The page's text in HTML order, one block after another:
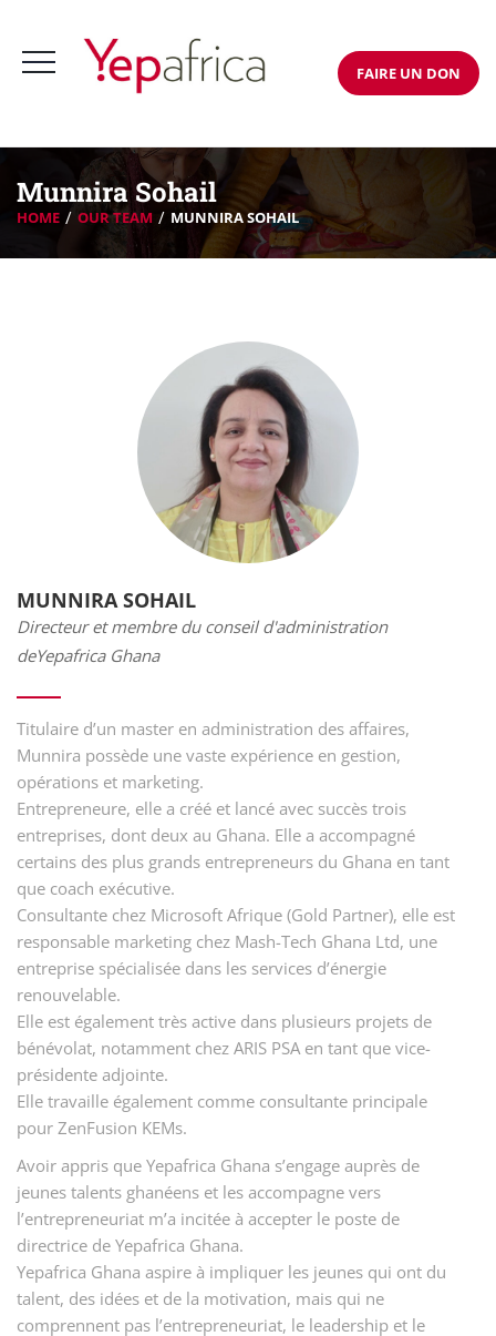
FAIRE UN DON
Munnira Sohail
HOME OUR TEAM MUNNIRA SOHAIL
MUNNIRA SOHAIL
Directeur et membre du conseil d'administration
deYepafrica Ghana
Titulaire d’un master en administration des affaires,
Munnira possède une vaste expérience en gestion,
opérations et marketing.
Entrepreneure, elle a créé et lancé avec succès trois
entreprises, dont deux au Ghana. Elle a accompagné
certains des plus grands entrepreneurs du Ghana en tant
que coach exécutive.
Consultante chez Microsoft Afrique (Gold Partner), elle est
responsable marketing chez Mash-Tech Ghana Ltd, une
entreprise spécialisée dans les services d’énergie
renouvelable.
Elle est également très active dans plusieurs projets de
bénévolat, notamment chez ARIS PSA en tant que vice-
présidente adjointe.
Elle travaille également comme consultante principale
pour ZenFusion KEMs.
Avoir appris que Yepafrica Ghana s’engage auprès de
jeunes talents ghanéens et les accompagne vers
l’entrepreneuriat m’a incitée à accepter le poste de
directrice de Yepafrica Ghana.
Yepafrica Ghana aspire à impliquer les jeunes qui ont du
talent, des idées et de la motivation, mais qui ne
comprennent pas l’entrepreneuriat, le leadership et le